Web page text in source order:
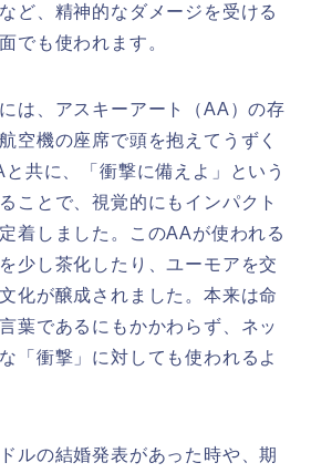
ど、精神的なダメージを受ける
でも使われます。
は、アスキーアート（AA）の存
空機の座席で頭を抱えてうずく
共に、「衝撃に備えよ」という
ことで、視覚的にもインパクト
着しました。このAAが使われる
少し茶化したり、ユーモアを交
化が醸成されました。本来は命
葉であるにもかかわらず、ネッ
「衝撃」に対しても使われるよ
ルの結婚発表があった時や、期